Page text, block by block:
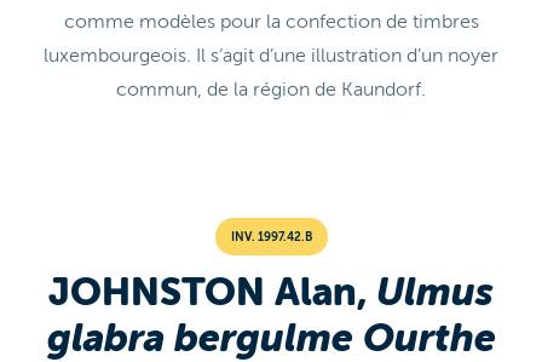
comme modèles pour la confection de timbres
luxembourgeois. Il s’agit d’une illustration d’un noyer
commun, de la région de Kaundorf.
INV. 1997.42.B
JOHNSTON Alan, Ulmus
glabra bergulme Ourthe